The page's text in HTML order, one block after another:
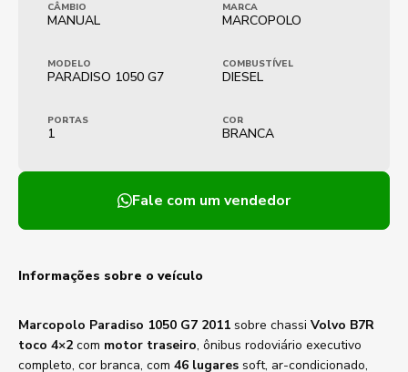
CÂMBIO
MANUAL
MARCA
MARCOPOLO
MODELO
PARADISO 1050 G7
COMBUSTÍVEL
DIESEL
PORTAS
1
COR
BRANCA
Fale com um vendedor
Informações sobre o veículo
Marcopolo Paradiso 1050 G7 2011 sobre chassi Volvo B7R
toco 4×2 com motor traseiro, ônibus rodoviário executivo
completo, cor branca, com 46 lugares soft, ar-condicionado,